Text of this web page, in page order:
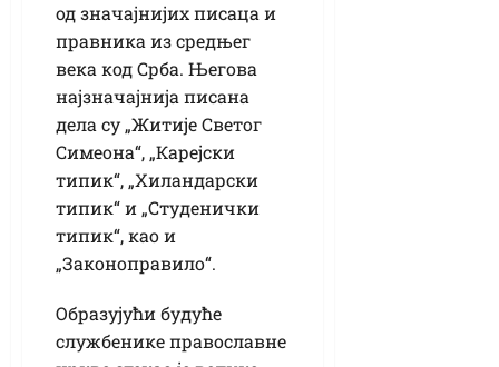
од значајнијих писаца и
правника из средњег
века код Срба. Његова
најзначајнија писана
дела су „Житије Светог
Симеона“, „Карејски
типик“, „Хиландарски
типик“ и „Студенички
типик“, као и
„Законоправило“.
Образујући будуће
службенике православне